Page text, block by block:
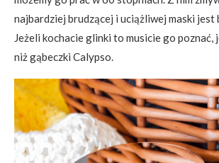
najbardziej brudzącej i uciążliwej maski jest
Jeżeli kochacie glinki to musicie go poznać,
niż gąbeczki Calypso.